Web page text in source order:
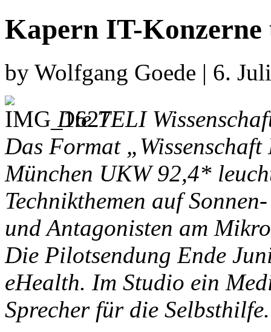
Kapern IT-Konzerne
by Wolfgang Goede | 6.
Die TELI
Das Format
München UKW 92,4*
Technikthemen auf
und Antagonisten am
Die Pilotsendung Ende
eHealth. Im Studio ein
Sprecher für die Selbsthilfe.